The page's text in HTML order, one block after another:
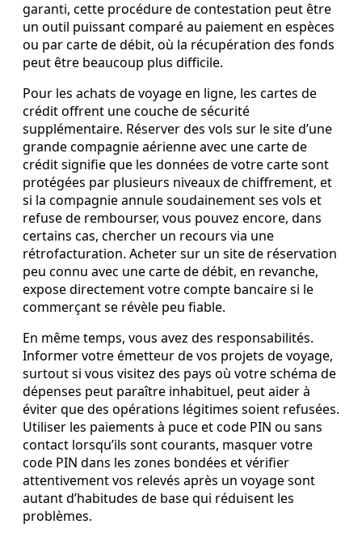
garanti, cette procédure de contestation peut être
un outil puissant comparé au paiement en espèces
ou par carte de débit, où la récupération des fonds
peut être beaucoup plus difficile.
Pour les achats de voyage en ligne, les cartes de
crédit offrent une couche de sécurité
supplémentaire. Réserver des vols sur le site d’une
grande compagnie aérienne avec une carte de
crédit signifie que les données de votre carte sont
protégées par plusieurs niveaux de chiffrement, et
si la compagnie annule soudainement ses vols et
refuse de rembourser, vous pouvez encore, dans
certains cas, chercher un recours via une
rétrofacturation. Acheter sur un site de réservation
peu connu avec une carte de débit, en revanche,
expose directement votre compte bancaire si le
commerçant se révèle peu fiable.
En même temps, vous avez des responsabilités.
Informer votre émetteur de vos projets de voyage,
surtout si vous visitez des pays où votre schéma de
dépenses peut paraître inhabituel, peut aider à
éviter que des opérations légitimes soient refusées.
Utiliser les paiements à puce et code PIN ou sans
contact lorsqu’ils sont courants, masquer votre
code PIN dans les zones bondées et vérifier
attentivement vos relevés après un voyage sont
autant d’habitudes de base qui réduisent les
problèmes.